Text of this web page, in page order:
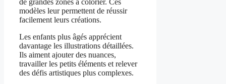
de grandes zones à colorier. Ces
modèles leur permettent de réussir
facilement leurs créations.
Les enfants plus âgés apprécient
davantage les illustrations détaillées.
Ils aiment ajouter des nuances,
travailler les petits éléments et relever
des défis artistiques plus complexes.